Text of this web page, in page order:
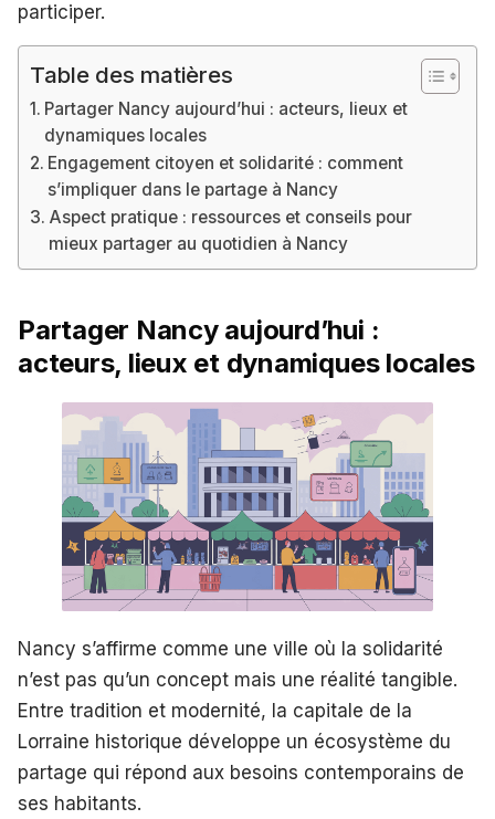
participer.
Table des matières
Partager Nancy aujourd’hui : acteurs, lieux et
dynamiques locales
Engagement citoyen et solidarité : comment
s’impliquer dans le partage à Nancy
Aspect pratique : ressources et conseils pour
mieux partager au quotidien à Nancy
Partager Nancy aujourd’hui :
acteurs, lieux et dynamiques locales
Nancy s’affirme comme une ville où la solidarité
n’est pas qu’un concept mais une réalité tangible.
Entre tradition et modernité, la capitale de la
Lorraine historique développe un écosystème du
partage qui répond aux besoins contemporains de
ses habitants.